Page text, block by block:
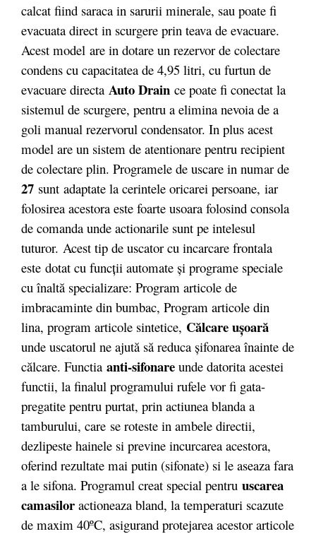
calcat fiind saraca in sarurii minerale, sau poate fi
evacuata direct in scurgere prin teava de evacuare.
Acest model are in dotare un rezervor de colectare
condens cu capacitatea de 4,95 litri, cu furtun de
evacuare directa Auto Drain ce poate fi conectat la
sistemul de scurgere, pentru a elimina nevoia de a
goli manual rezervorul condensator. In plus acest
model are un sistem de atentionare pentru recipient
de colectare plin. Programele de uscare in numar de
27 sunt adaptate la cerintele oricarei persoane, iar
folosirea acestora este foarte usoara folosind consola
de comanda unde actionarile sunt pe intelesul
tuturor. Acest tip de uscator cu incarcare frontala
este dotat cu funcţii automate şi programe speciale
cu înaltă specializare: Program articole de
imbracaminte din bumbac, Program articole din
lina, program articole sintetice, Călcare uşoară
unde uscatorul ne ajută să reduca şifonarea înainte de
călcare. Functia anti-sifonare unde datorita acestei
functii, la finalul programului rufele vor fi gata-
pregatite pentru purtat, prin actiunea blanda a
tamburului, care se roteste in ambele directii,
dezlipeste hainele si previne incurcarea acestora,
oferind rezultate mai putin (sifonate) si le aseaza fara
a le sifona. Programul creat special pentru uscarea
camasilor actioneaza bland, la temperaturi scazute
de maxim 40ºC, asigurand protejarea acestor articole